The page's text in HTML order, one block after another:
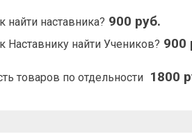
найти наставника? 900 руб.
Наставнику найти Учеников? 900
товаров по отдельности 1800